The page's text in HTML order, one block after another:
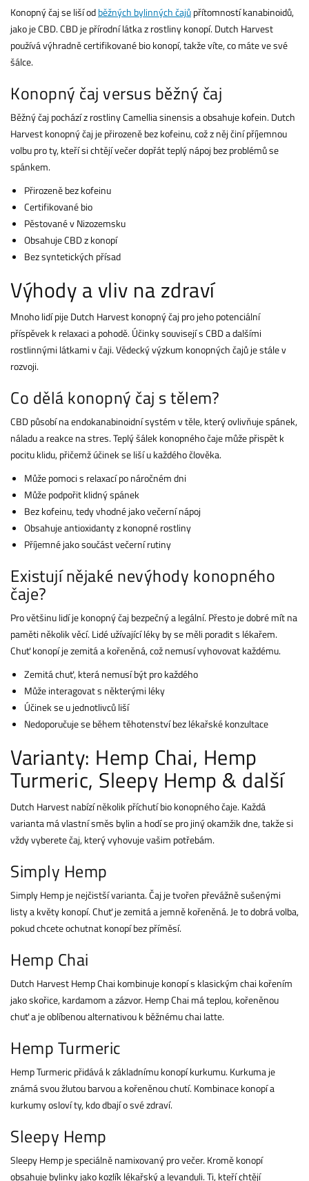
Konopný čaj se liší odběžných bylinných čajůpřítomností kanabinoidů,
jako je CBD. CBD je přírodní látka z rostliny konopí. Dutch Harvest
používá výhradně certifikované bio konopí, takže víte, co máte ve své
šálce.
Konopný čaj versus běžný čaj
Běžný čaj pochází z rostliny Camellia sinensis a obsahuje kofein. Dutch
Harvest konopný čaj je přirozeně bez kofeinu, což z něj činí příjemnou
volbu pro ty, kteří si chtějí večer dopřát teplý nápoj bez problémů se
spánkem.
Přirozeně bez kofeinu
Certifikované bio
Pěstované v Nizozemsku
Obsahuje CBD z konopí
Bez syntetických přísad
Výhody a vliv na zdraví
Mnoho lidí pije Dutch Harvest konopný čaj pro jeho potenciální
příspěvek k relaxaci a pohodě. Účinky souvisejí s CBD a dalšími
rostlinnými látkami v čaji. Vědecký výzkum konopných čajů je stále v
rozvoji.
Co dělá konopný čaj s tělem?
CBD působí na endokanabinoidní systém v těle, který ovlivňuje spánek,
náladu a reakce na stres. Teplý šálek konopného čaje může přispět k
pocitu klidu, přičemž účinek se liší u každého člověka.
Může pomoci s relaxací po náročném dni
Může podpořit klidný spánek
Bez kofeinu, tedy vhodné jako večerní nápoj
Obsahuje antioxidanty z konopné rostliny
Příjemné jako součást večerní rutiny
Existují nějaké nevýhody konopného
čaje?
Pro většinu lidí je konopný čaj bezpečný a legální. Přesto je dobré mít na
paměti několik věcí. Lidé užívající léky by se měli poradit s lékařem.
Chuť konopí je zemitá a kořeněná, což nemusí vyhovovat každému.
Zemitá chuť, která nemusí být pro každého
Může interagovat s některými léky
Účinek se u jednotlivců liší
Nedoporučuje se během těhotenství bez lékařské konzultace
Varianty: Hemp Chai, Hemp
Turmeric, Sleepy Hemp & další
Dutch Harvest nabízí několik příchutí bio konopného čaje. Každá
varianta má vlastní směs bylin a hodí se pro jiný okamžik dne, takže si
vždy vyberete čaj, který vyhovuje vašim potřebám.
Simply Hemp
Simply Hemp je nejčistší varianta. Čaj je tvořen převážně sušenými
listy a květy konopí. Chuť je zemitá a jemně kořeněná. Je to dobrá volba,
pokud chcete ochutnat konopí bez příměsí.
Hemp Chai
Dutch Harvest Hemp Chai kombinuje konopí s klasickým chai kořením
jako skořice, kardamom a zázvor. Hemp Chai má teplou, kořeněnou
chuť a je oblíbenou alternativou k běžnému chai latte.
Hemp Turmeric
Hemp Turmeric přidává k základnímu konopí kurkumu. Kurkuma je
známá svou žlutou barvou a kořeněnou chutí. Kombinace konopí a
kurkumy osloví ty, kdo dbají o své zdraví.
Sleepy Hemp
Sleepy Hemp je speciálně namixovaný pro večer. Kromě konopí
obsahuje bylinky jako kozlík lékařský a levanduli. Ti, kteří chtějí